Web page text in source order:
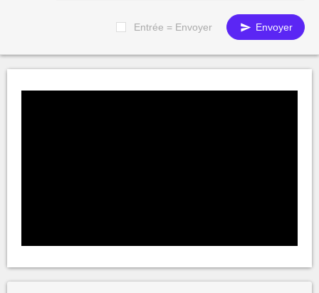
Entrée = Envoyer Envoyer